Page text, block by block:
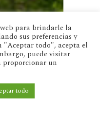
para brindarle la
sus preferencias y
"Aceptar todo", acepta el
puede visitar
proporcionar un
todo